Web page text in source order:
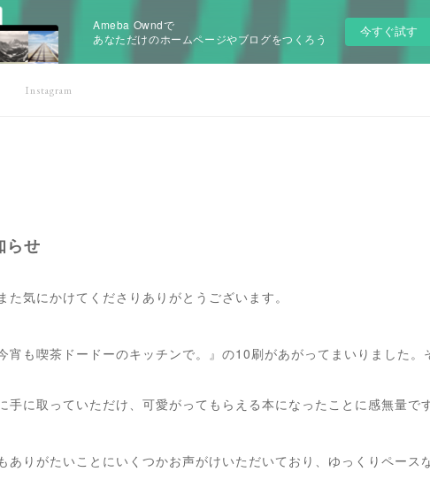
Ameba Owndで
あなただけのホームページやブログをつくろう
今すぐ試す
Instagram
らせ
気にかけてくださりありがとうございます。
宵も喫茶ドードーのキッチンで。』の10刷があがってまいりました
に取っていただけ、可愛がってもらえる本になったことに感無量です
ありがたいことにいくつかお声がけいただいており、ゆっくりペース